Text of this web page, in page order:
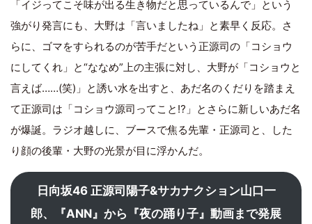
「イジってこそ味が出る生き物だと思っているんで」という
強がり発言にも、大野は「言いましたね」と素早く反応。さ
らに、ゴマをすられるのが苦手だという正源司の「コショウ
にしてくれ」と“ななめ”上の主張に対し、大野が「コショウと
言えば……(笑)」と誘い水を出すと、あだ名のくだりを踏まえ
て正源司は「コショウ源司ってこと⁉」とさらに新しいあだ名
が爆誕。ラジオ越しに、ブースで焦る先輩・正源司と、した
り顔の後輩・大野の光景が目に浮かんだ。
日向坂46 正源司陽子&サカナクション山口一
郎、『ANN』から『夜の踊り子』動画まで発展